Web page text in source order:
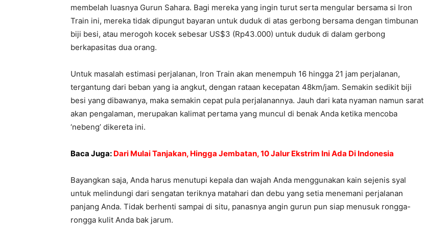
membelah luasnya Gurun Sahara. Bagi mereka yang ingin turut serta mengular bersama si Iron
Train ini, mereka tidak dipungut bayaran untuk duduk di atas gerbong bersama dengan timbunan
biji besi, atau merogoh kocek sebesar US$3 (Rp43.000) untuk duduk di dalam gerbong
berkapasitas dua orang.
Untuk masalah estimasi perjalanan, Iron Train akan menempuh 16 hingga 21 jam perjalanan,
tergantung dari beban yang ia angkut, dengan rataan kecepatan 48km/jam. Semakin sedikit biji
besi yang dibawanya, maka semakin cepat pula perjalanannya. Jauh dari kata nyaman namun sarat
akan pengalaman, merupakan kalimat pertama yang muncul di benak Anda ketika mencoba
‘nebeng’ dikereta ini.
Baca Juga: Dari Mulai Tanjakan, Hingga Jembatan, 10 Jalur Ekstrim Ini Ada Di Indonesia
Bayangkan saja, Anda harus menutupi kepala dan wajah Anda menggunakan kain sejenis syal
untuk melindungi dari sengatan teriknya matahari dan debu yang setia menemani perjalanan
panjang Anda. Tidak berhenti sampai di situ, panasnya angin gurun pun siap menusuk rongga-
rongga kulit Anda bak jarum.